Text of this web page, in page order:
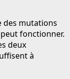
des mutations
fonctionner.
deux
à